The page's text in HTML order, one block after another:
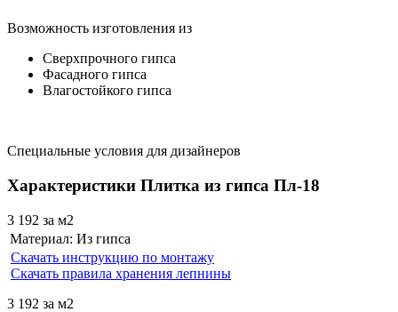
Возможность изготовления из
Сверхпрочного гипса
Фасадного гипса
Влагостойкого гипса
Специальные условия для дизайнеров
Характеристики Плитка из гипса Пл-18
3 192 за м2
Материал: Из гипса
Скачать инструкцию по монтажу
Скачать правила хранения лепнины
3 192 за м2